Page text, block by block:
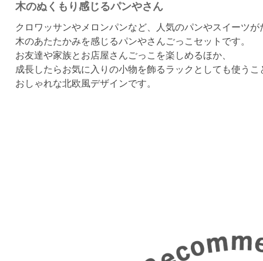
木のぬくもり感じるパンやさん
クロワッサンやメロンパンなど、人気のパンやスイーツが
木のあたたかみを感じるパンやさんごっこセットです。
お友達や家族とお店屋さんごっこを楽しめるほか、
成長したらお気に入りの小物を飾るラックとしても使うこ
おしゃれな北欧風デザインです。